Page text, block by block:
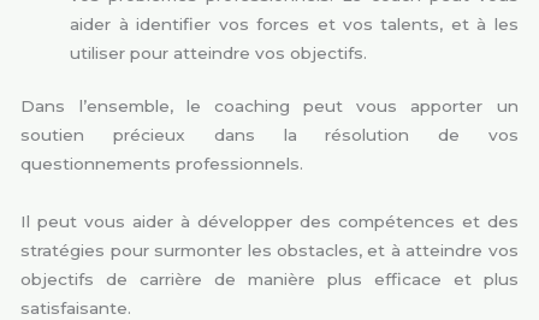
aider à identifier vos forces et vos talents, et à les
utiliser pour atteindre vos objectifs.
Dans l’ensemble, le coaching peut vous apporter un
soutien précieux dans la résolution de vos
questionnements professionnels.
Il peut vous aider à développer des compétences et des
stratégies pour surmonter les obstacles, et à atteindre vos
objectifs de carrière de manière plus efficace et plus
satisfaisante.